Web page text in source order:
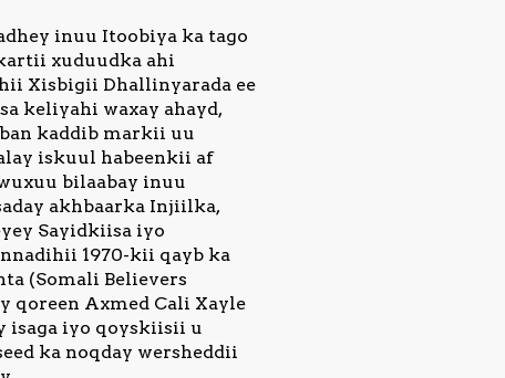
inuu Itoobiya ka tago
xuduudka ahi
Xisbigii Dhallinyarada ee
keliyahi waxay ahayd,
kaddib markii uu
iskuul habeenkii af
bilaabay inuu
akhbaarka Injiilka,
Sayidkiisa iyo
1970-kii qayb ka
(Somali Believers
qoreen Axmed Cali Xayle
isaga iyo qoyskiisii u
ka noqday wersheddii